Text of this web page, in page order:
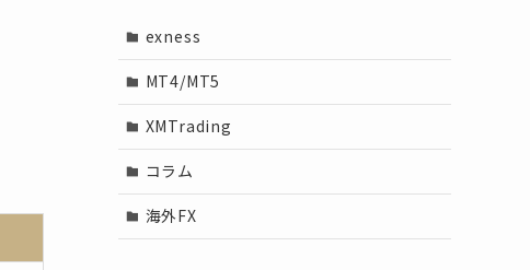
exness
MT4/MT5
XMTrading
コラム
海外FX